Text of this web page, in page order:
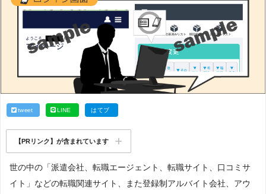
tweet LINE はてブ
【PRリンク】が含まれています
世の中の「派遣会社、転職エージェント、転職サイト、口コミサ
イト」などの転職関連サイト、また登録制アルバイト会社、アウ